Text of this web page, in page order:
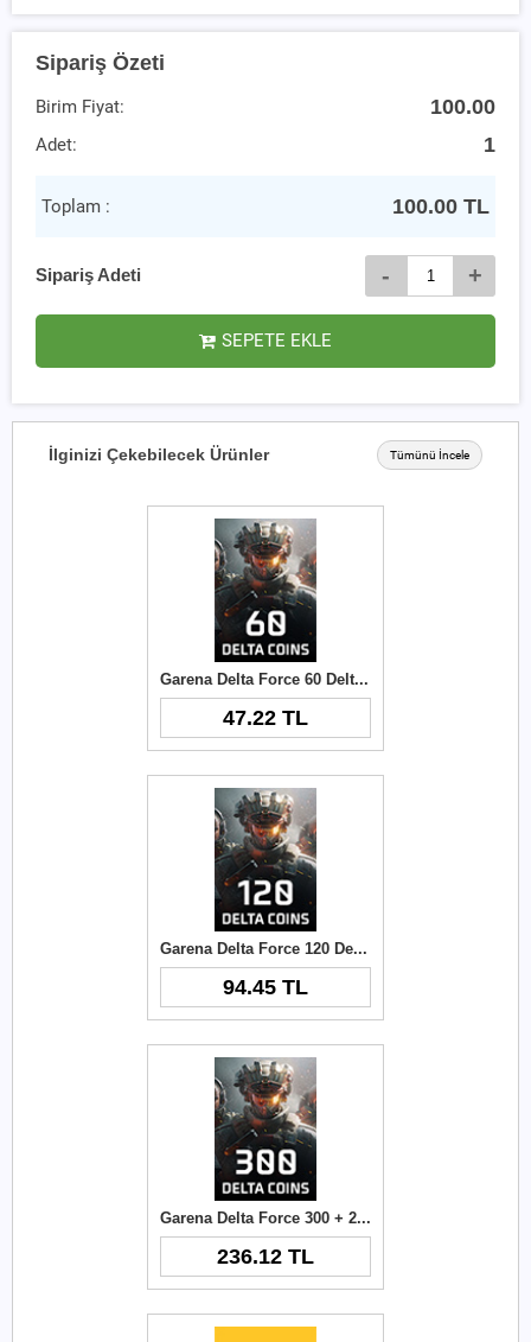
Sipariş Özeti
Birim Fiyat: 100.00
Adet: 1
Toplam : 100.00 TL
Sipariş Adeti - +
SEPETE EKLE
İlginizi Çekebilecek Ürünler Tümünü İncele
Garena Delta Force 60 Delta Coins TR
47.22 TL
Garena Delta Force 120 Delta Coins TR
94.45 TL
Garena Delta Force 300 + 21 Delta Coins TR
236.12 TL